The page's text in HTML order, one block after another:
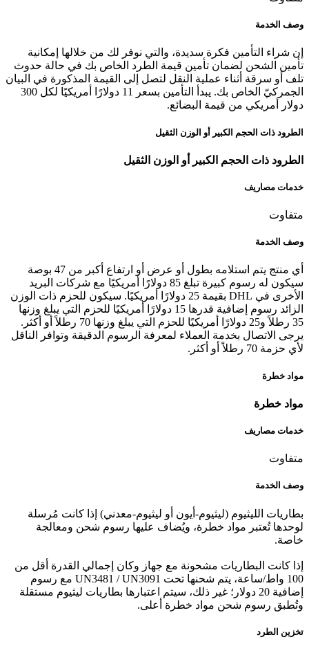
وصف الخدمة
إن شراء التأمين فكرة سديدة، والتي نوفر لك من خلالها إمكانية
تأمين الشحن لضمان تأمين قيمة الطرد الخاص بك في حالة حدوث
تلف أو سرقة أثناء عملية النقل لتصل إلى القيمة المذكورة في البيان
الجمركيّ الخاص بك. يبدأ التأمين بسعر 11 دولارًا أمريكيًا لكل 300
دولار أمريكي من قيمة البضائع.
الطرود ذات الحجم الكبير أو الوزن الثقيل
الطرود ذات الحجم الكبير أو الوزن الثقيل
خدمات مصاريف
متفاوت
وصف الخدمة
أي منتج يتم استلامه بطول أو عرض أو ارتفاع أكبر من 47 بوصة
سيكون له رسوم كبيرة تبلغ 85 دولارًا أمريكيًا مع شركات البريد
الأخرى في DHL بقيمة 25 دولارًا أمريكيًا. سيكون للحزم ذات الوزن
الزائد رسوم إضافية قدرها 15 دولارًا أمريكيًا للحزم التي يبلغ وزنها
35 رطلاً و25 دولارًا أمريكيًا للحزم التي يبلغ وزنها 70 رطلاً أو أكثر.
يرجى الاتصال بخدمة العملاء لمعرفة الرسوم الدقيقة وتوافر الناقل
لأي حزمة 70 رطلاً أو أكثر.
مواد خطرة
مواد خطرة
خدمات مصاريف
متفاوت
وصف الخدمة
بطاريات الليثيوم (ليثيوم-أيون أو ليثيوم-معدني) إذا كانت مُرسلة
لوحدها تُعتبر مواد خطرة، ويُضاف عليها رسوم شحن ومعالجة
خاصة.
إذا كانت البطاريات مشحونة مع جهاز وكان إجمالي القدرة أقل من
100 واط/ساعة، يتم شحنها تحت UN3481 / UN3091 مع رسوم
إضافية 20 دولار؛ غير ذلك، سيتم اعتبارها بطاريات ليثيوم مستقلة
وتُطبق رسوم شحن مواد خطرة أعلى.
تخزين الطرد